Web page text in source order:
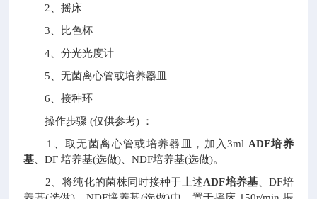
2、摇床
3、比色杯
4、分光光度计
5、无菌离心管或培养器皿
6、接种环
操作步骤 (仅供参考) ：
1、取无菌离心管或培养器皿，加入3ml ADF培养
基 、DF 培养基(选做)、NDF培养基(选做)。
2、将纯化的菌株同时接种于上述ADF培养基 、DF培